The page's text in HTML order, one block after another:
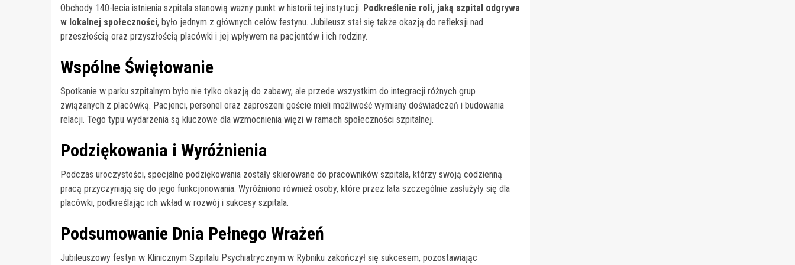
Obchody 140-lecia istnienia szpitala stanowią ważny punkt w historii tej instytucji. Podkreślenie roli, jaką szpital odgrywa
w lokalnej społeczności, było jednym z głównych celów festynu. Jubileusz stał się także okazją do refleksji nad
przeszłością oraz przyszłością placówki i jej wpływem na pacjentów i ich rodziny.
Wspólne Świętowanie
Spotkanie w parku szpitalnym było nie tylko okazją do zabawy, ale przede wszystkim do integracji różnych grup
związanych z placówką. Pacjenci, personel oraz zaproszeni goście mieli możliwość wymiany doświadczeń i budowania
relacji. Tego typu wydarzenia są kluczowe dla wzmocnienia więzi w ramach społeczności szpitalnej.
Podziękowania i Wyróżnienia
Podczas uroczystości, specjalne podziękowania zostały skierowane do pracowników szpitala, którzy swoją codzienną
pracą przyczyniają się do jego funkcjonowania. Wyróżniono również osoby, które przez lata szczególnie zasłużyły się dla
placówki, podkreślając ich wkład w rozwój i sukcesy szpitala.
Podsumowanie Dnia Pełnego Wrażeń
Jubileuszowy festyn w Klinicznym Szpitalu Psychiatrycznym w Rybniku zakończył się sukcesem, pozostawiając